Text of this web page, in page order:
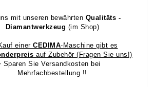
mit unseren bewährten Qualitäts -
Diamantwerkzeug (im Shop)
einer CEDIMA-Maschine gibt es
auf Zubehör (Fragen Sie uns!)
Sparen Sie Versandkosten bei
Mehrfachbestellung !!